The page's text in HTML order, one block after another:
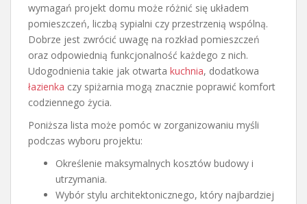
wymagań projekt domu może różnić się układem
pomieszczeń, liczbą sypialni czy przestrzenią wspólną.
Dobrze jest zwrócić uwagę na rozkład pomieszczeń
oraz odpowiednią funkcjonalność każdego z nich.
Udogodnienia takie jak otwarta kuchnia, dodatkowa
łazienka czy spiżarnia mogą znacznie poprawić komfort
codziennego życia.
Poniższa lista może pomóc w zorganizowaniu myśli
podczas wyboru projektu:
Określenie maksymalnych kosztów budowy i
utrzymania.
Wybór stylu architektonicznego, który najbardziej